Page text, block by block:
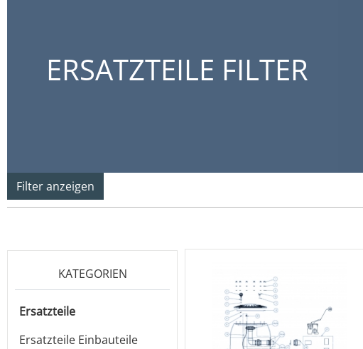
ERSATZTEILE FILTER
Filter anzeigen
KATEGORIEN
Ersatzteile
Ersatzteile Einbauteile